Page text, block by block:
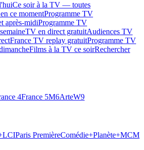
Ce soir à la TV — toutes
ce momentProgramme TV
après-midiProgramme TV
TV en direct gratuitAudiences TV
France TV replay gratuitProgramme TV
Films à la TV ce soirRechercher
4France 5M6ArteW9
LCIParis PremièreComédie+Planète+MCM